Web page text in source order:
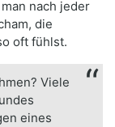
nach jeder
die
oft fühlst.
Viele
eines